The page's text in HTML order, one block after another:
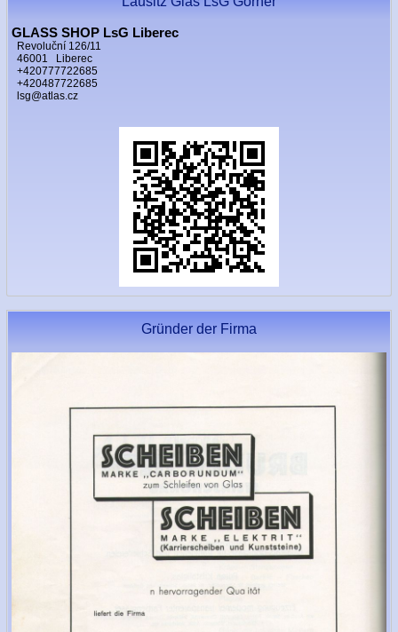
GLASS SHOP LsG Liberec
Revoluční 126/11
46001 Liberec
+420777722685
+420487722685
lsg@atlas.cz
Gründer der Firma